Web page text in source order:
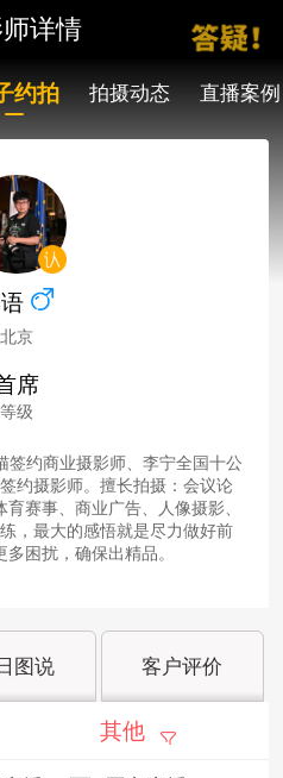
详情
约拍 拍摄动态 直播案例
北京
席
等级
签约商业摄影师、李宁全国十公
约摄影师。擅长拍摄：会议论
赛事、商业广告、人像摄影、
，最大的感悟就是尽力做好前
困扰，确保出精品。
图说 客户评价
其他